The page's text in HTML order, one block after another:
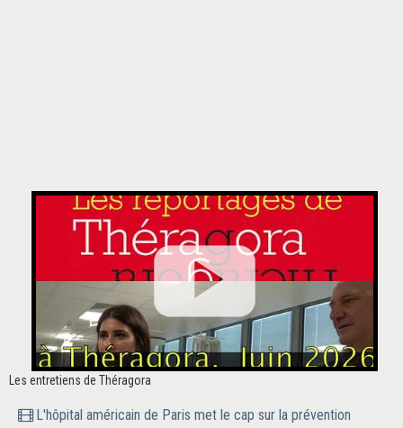
Les entretiens de Théragora
L'hôpital américain de Paris met le cap sur la prévention